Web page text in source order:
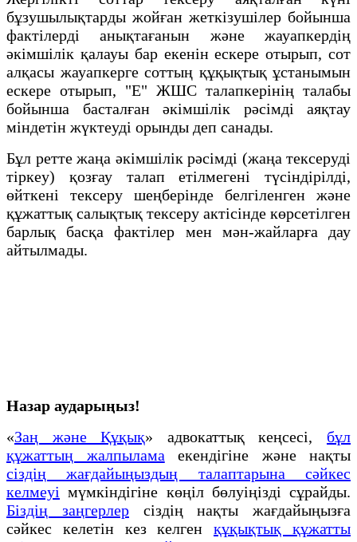
бұзушылықтарды жойған жеткізушілер бойынша
фактілерді анықтағанын және жауапкердің
әкімшілік қалауы бар екенін ескере отырып, сот
алқасы жауапкерге соттың құқықтық ұстанымын
ескере отырып, "Е" ЖШС талапкерінің талабы
бойынша басталған әкімшілік рәсімді аяқтау
міндетін жүктеуді орынды деп санады.
Бұл ретте жаңа әкімшілік рәсімді (жаңа тексеруді
тіркеу) қозғау талап етілмегені түсіндірілді,
өйткені тексеру шеңберінде белгіленген және
құжаттық салықтық тексеру актісінде көрсетілген
барлық басқа фактілер мен мән-жайларға дау
айтылмады.
Назар аударыңыз!
«Заң және Құқық» адвокаттық кеңсесі, бұл
құжаттың жалпылама екендігіне және нақты
сіздің жағдайыңыздың талаптарына сәйкес
келмеуі мүмкіндігіне көңіл бөлуіңізді сұрайды.
Біздің заңгерлерсіздің нақты жағдайыңызға
сәйкес келетін кез келгенқұқықтық құжатты